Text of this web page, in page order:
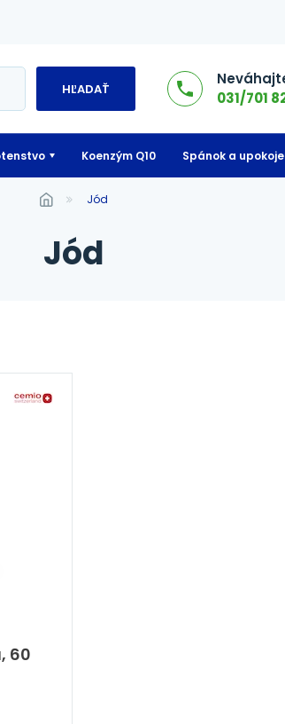
HĽADAŤ
031/701
Koenzým Q10 Spánok a
Jód
Jód
60